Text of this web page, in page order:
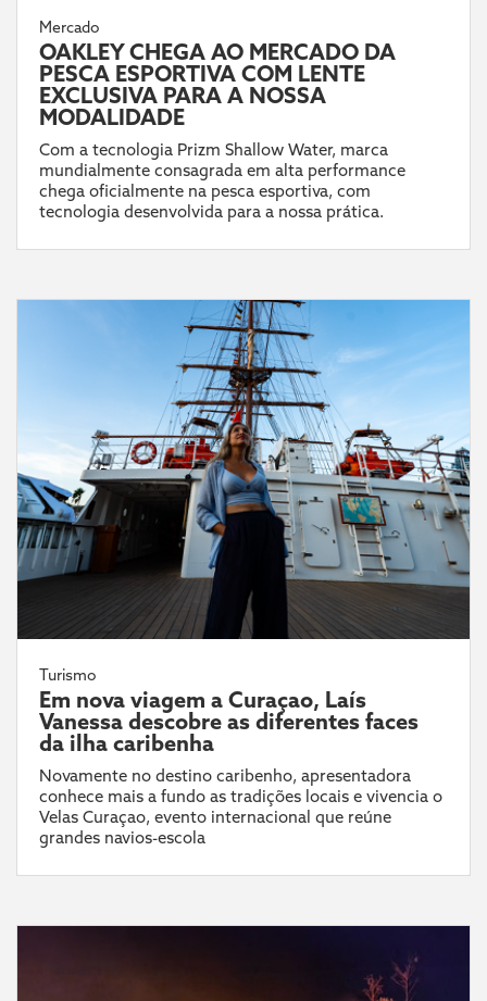
Mercado
OAKLEY CHEGA AO MERCADO DA
PESCA ESPORTIVA COM LENTE
EXCLUSIVA PARA A NOSSA
MODALIDADE
Com a tecnologia Prizm Shallow Water, marca
mundialmente consagrada em alta performance
chega oficialmente na pesca esportiva, com
tecnologia desenvolvida para a nossa prática.
Turismo
Em nova viagem a Curaçao, Laís
Vanessa descobre as diferentes faces
da ilha caribenha
Novamente no destino caribenho, apresentadora
conhece mais a fundo as tradições locais e vivencia o
Velas Curaçao, evento internacional que reúne
grandes navios-escola